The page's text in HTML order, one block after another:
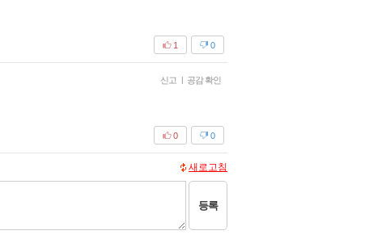
0
1
신고 | 공감 확인
0
0
새로고침
등록